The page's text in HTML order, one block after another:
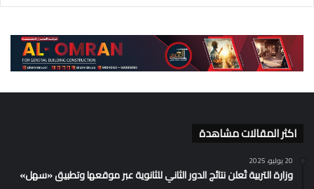
اكثر المقالات مشاهدة
20 يوليو، 2025
وزارة التربية تُعلن نتائج الدور الثاني للثانوية عبر موقعها وتطبيق «سهل»